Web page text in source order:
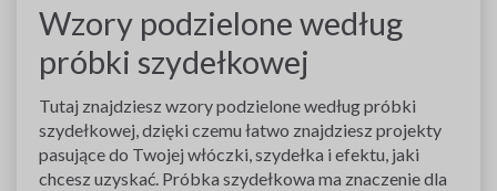
Wzory podzielone według
próbki szydełkowej
Tutaj znajdziesz wzory podzielone według próbki
szydełkowej, dzięki czemu łatwo znajdziesz projekty
pasujące do Twojej włóczki, szydełka i efektu, jaki
chcesz uzyskać. Próbka szydełkowa ma znaczenie dla